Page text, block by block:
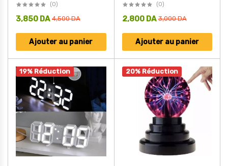
(0)
4,500DA
3,850 DA
Ajouter au panier
(0)
3,000DA
2,800 DA
Ajouter au panier
19% Réduction 20% Réduction